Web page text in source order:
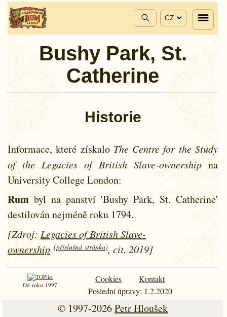
CZ
Bushy Park, St.
Catherine
Historie
Informace, které získalo The Centre for the Study
of the Legacies of British Slave-ownership na
University College London:
Rum byl na panství 'Bushy Park, St. Catherine'
destilován nejméně roku 1794.
[Zdroj: Legacies of British Slave-
ownership (příslušná stránka), cit. 2019]
Od roku 1997
Cookies
Kontakt
Poslední úpravy: 1.2.2020
© 1997-2026Petr Hloušek